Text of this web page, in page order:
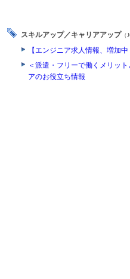
スキルアップ／キャリアアップ （
【エンジニア求人情報、増加
＜派遣・フリーで働くメリッ
アのお役立ち情報